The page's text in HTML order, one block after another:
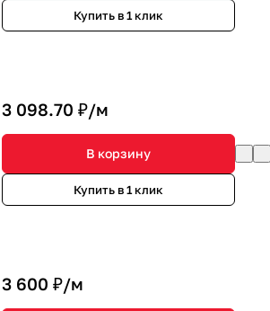
Купить в 1 клик
3 098.70 ₽/м
В корзину
Купить в 1 клик
3 600 ₽/м